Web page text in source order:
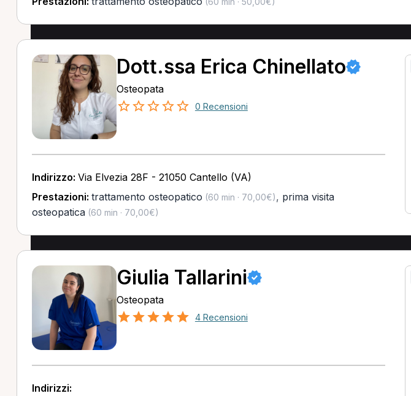
Dott.ssa Erica Chinellato
Osteopata
0 Recensioni
Indirizzo: Via Elvezia 28F - 21050 Cantello (VA)
Prestazioni: trattamento osteopatico (60 min · 70,00€), prima visita
osteopatica(60 min · 70,00€)
Giulia Tallarini
Osteopata
4 Recensioni
Indirizzi: